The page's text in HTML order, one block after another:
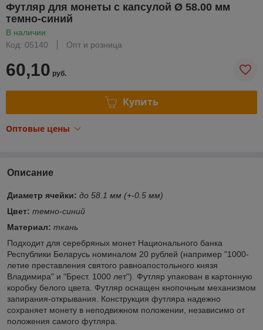
Футляр для монеты с капсулой Ø 58.00 мм
темно-синий
В наличии
Код: 05140
Опт и розница
60,10 руб.
Купить
Оптовые цены
Описание
Диаметр ячейки: до 58.1 мм (+-0.5 мм)
Цвет: темно-синий
Материал: ткань
Подходит для серебряных монет Национального банка
Республики Беларусь номиналом 20 рублей (например "1000-
летие преставления святого равноапостольного князя
Владимира" и "Брест. 1000 лет"). Футляр упакован в картонную
коробку белого цвета. Футляр оснащен кнопочным механизмом
запирания-открывания. Конструкция футляра надежно
сохраняет монету в неподвижном положении, независимо от
положения самого футляра.